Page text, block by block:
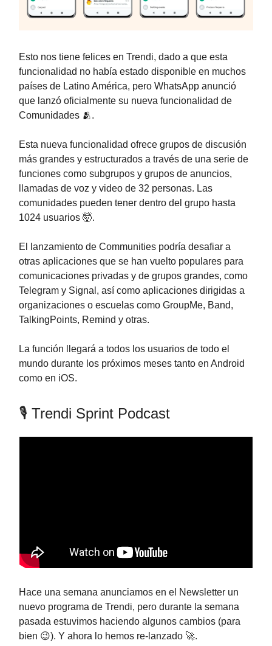
Esto nos tiene felices en Trendi, dado a que esta
funcionalidad no había estado disponible en muchos
países de Latino América, pero WhatsApp anunció
que lanzó oficialmente su nueva funcionalidad de
Comunidades 🫂.
Esta nueva funcionalidad ofrece grupos de discusión
más grandes y estructurados a través de una serie de
funciones como subgrupos y grupos de anuncios,
llamadas de voz y video de 32 personas. Las
comunidades pueden tener dentro del grupo hasta
1024 usuarios 🤯.
El lanzamiento de Communities podría desafiar a
otras aplicaciones que se han vuelto populares para
comunicaciones privadas y de grupos grandes, como
Telegram y Signal, así como aplicaciones dirigidas a
organizaciones o escuelas como GroupMe, Band,
TalkingPoints, Remind y otras.
La función llegará a todos los usuarios de todo el
mundo durante los próximos meses tanto en Android
como en iOS.
🎙️ Trendi Sprint Podcast
Hace una semana anunciamos en el Newsletter un
nuevo programa de Trendi, pero durante la semana
pasada estuvimos haciendo algunos cambios (para
bien 😉). Y ahora lo hemos re-lanzado 🚀.